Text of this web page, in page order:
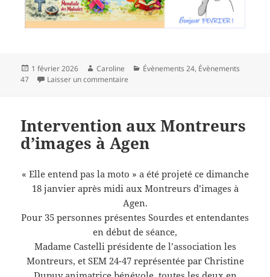
Publié
1 février 2026 Auteur
Caroline Catégories
Évènements 24, Évènements
47
Laisser un commentaire
Intervention aux Montreurs
d’images à Agen
« Elle entend pas la moto » a été projeté ce dimanche
18 janvier après midi aux Montreurs d’images à
Agen.
Pour 35 personnes présentes Sourdes et entendantes
en début de séance,
Madame Castelli présidente de l’association les
Montreurs, et SEM 24-47 représentée par Christine